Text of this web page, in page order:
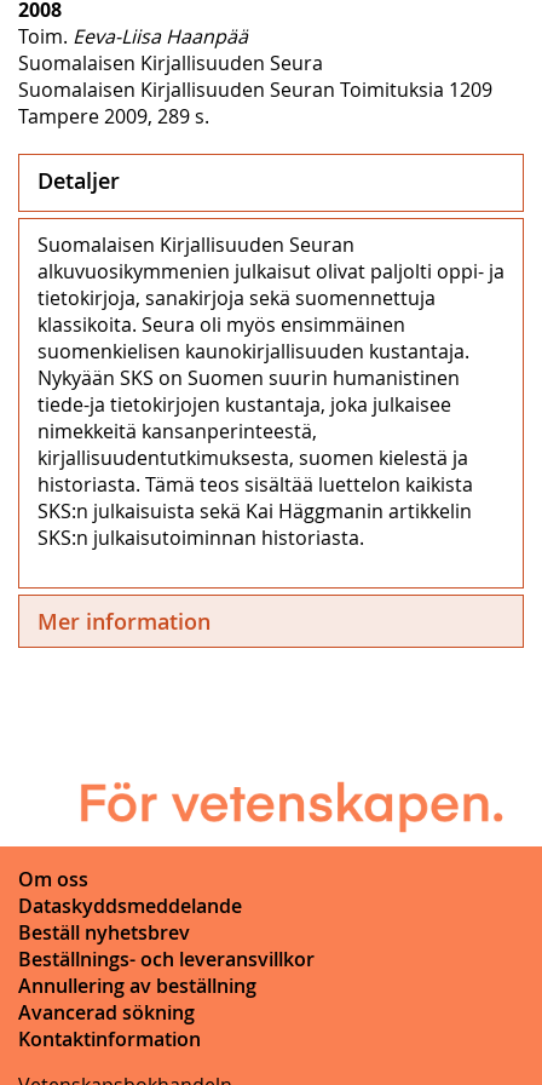
2008
Toim. Eeva-Liisa Haanpää
Suomalaisen Kirjallisuuden Seura
Suomalaisen Kirjallisuuden Seuran Toimituksia 1209
Tampere 2009, 289 s.
Detaljer
Suomalaisen Kirjallisuuden Seuran
alkuvuosikymmenien julkaisut olivat paljolti oppi- ja
tietokirjoja, sanakirjoja sekä suomennettuja
klassikoita. Seura oli myös ensimmäinen
suomenkielisen kaunokirjallisuuden kustantaja.
Nykyään SKS on Suomen suurin humanistinen
tiede-ja tietokirjojen kustantaja, joka julkaisee
nimekkeitä kansanperinteestä,
kirjallisuudentutkimuksesta, suomen kielestä ja
historiasta. Tämä teos sisältää luettelon kaikista
SKS:n julkaisuista sekä Kai Häggmanin artikkelin
SKS:n julkaisutoiminnan historiasta.
Mer information
Om oss
Dataskyddsmeddelande
Beställ nyhetsbrev
Beställnings- och leveransvillkor
Annullering av beställning
Avancerad sökning
Kontaktinformation